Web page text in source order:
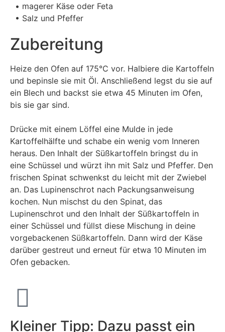
• magerer Käse oder Feta
• Salz und Pfeffer
Zubereitung
Heize den Ofen auf 175°C vor. Halbiere die Kartoffeln
und bepinsle sie mit Öl. Anschließend legst du sie auf
ein Blech und backst sie etwa 45 Minuten im Ofen,
bis sie gar sind.
Drücke mit einem Löffel eine Mulde in jede
Kartoffelhälfte und schabe ein wenig vom Inneren
heraus. Den Inhalt der Süßkartoffeln bringst du in
eine Schüssel und würzt ihn mit Salz und Pfeffer. Den
frischen Spinat schwenkst du leicht mit der Zwiebel
an. Das Lupinenschrot nach Packungsanweisung
kochen. Nun mischst du den Spinat, das
Lupinenschrot und den Inhalt der Süßkartoffeln in
einer Schüssel und füllst diese Mischung in deine
vorgebackenen Süßkartoffeln. Dann wird der Käse
darüber gestreut und erneut für etwa 10 Minuten im
Ofen gebacken.
Kleiner Tipp: Dazu passt ein